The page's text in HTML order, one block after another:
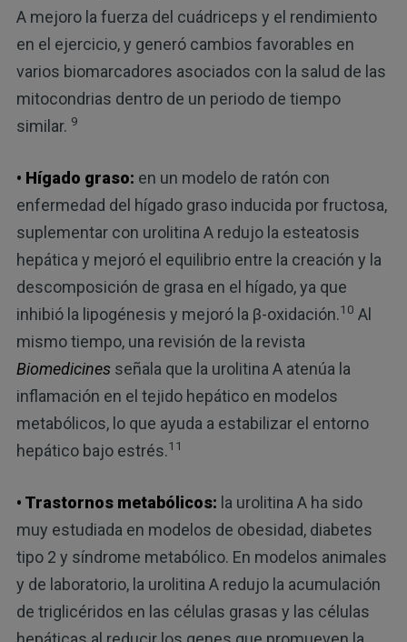
A mejoro la fuerza del cuádriceps y el rendimiento
en el ejercicio, y generó cambios favorables en
varios biomarcadores asociados con la salud de las
mitocondrias dentro de un periodo de tiempo
similar. 9
• Hígado graso: en un modelo de ratón con
enfermedad del hígado graso inducida por fructosa,
suplementar con urolitina A redujo la esteatosis
hepática y mejoró el equilibrio entre la creación y la
descomposición de grasa en el hígado, ya que
inhibió la lipogénesis y mejoró la β-oxidación.10 Al
mismo tiempo, una revisión de la revista
Biomedicinesseñala que la urolitina A atenúa la
inflamación en el tejido hepático en modelos
metabólicos, lo que ayuda a estabilizar el entorno
hepático bajo estrés.11
• Trastornos metabólicos: la urolitina A ha sido
muy estudiada en modelos de obesidad, diabetes
tipo 2 y síndrome metabólico. En modelos animales
y de laboratorio, la urolitina A redujo la acumulación
de triglicéridos en las células grasas y las células